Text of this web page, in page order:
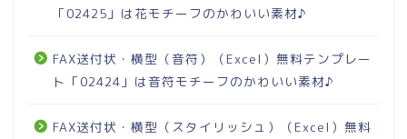
「02425」は花モチーフのかわいい素材♪
FAX送付状・横型（音符）（Excel）無料テンプレー
ト「02424」は音符モチーフのかわいい素材♪
FAX送付状・横型（スタイリッシュ）（Excel）無料